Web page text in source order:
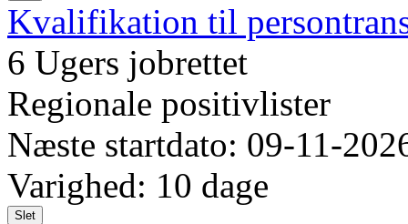
Kvalifikation til
6 Ugers jobrettet
Regionale positivlister
Næste startdato: 09-11-
Varighed: 10 dage
Slet